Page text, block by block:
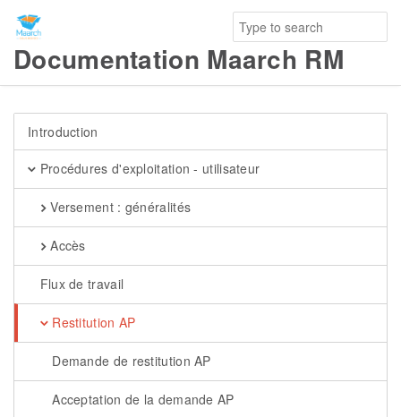
Documentation Maarch RM
Introduction
Procédures d'exploitation - utilisateur
Versement : généralités
Accès
Flux de travail
Restitution AP
Demande de restitution AP
Acceptation de la demande AP